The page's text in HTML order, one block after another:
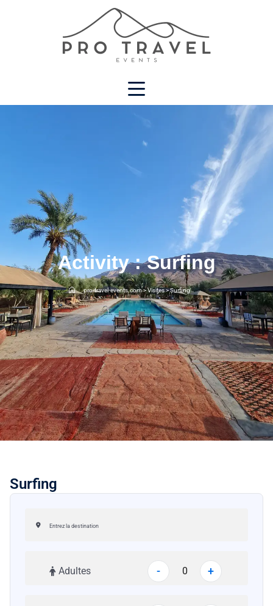
Activity :Surfing
pro-travel-events.com>Visites>Surfing
Surfing
Adultes - +